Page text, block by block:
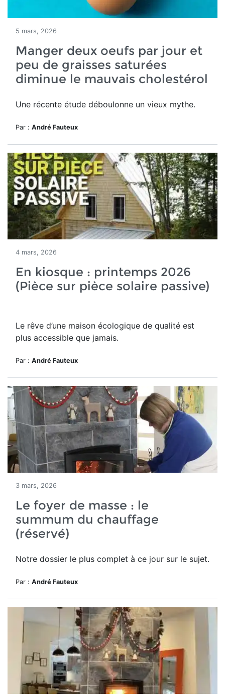
5 mars, 2026
Manger deux oeufs par jour et
peu de graisses saturées
diminue le mauvais cholestérol
Une récente étude déboulonne un vieux mythe.
Par : André Fauteux
4 mars, 2026
En kiosque : printemps 2026
(Pièce sur pièce solaire passive)
Le rêve d’une maison écologique de qualité est
plus accessible que jamais.
Par : André Fauteux
3 mars, 2026
Le foyer de masse : le
summum du chauffage
(réservé)
Notre dossier le plus complet à ce jour sur le sujet.
Par : André Fauteux